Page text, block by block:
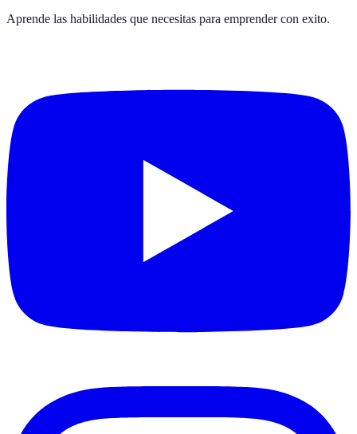
Aprende las habilidades que necesitas para emprender con exito.